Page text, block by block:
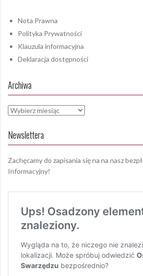
Nota Prawna
Polityka Prywatności
Klauzula informacyjna
Deklaracja dostępności
Archiwa
Archiwa
Newslettera
Zachęcamy do zapisania się na na nasz
Informacyjny!